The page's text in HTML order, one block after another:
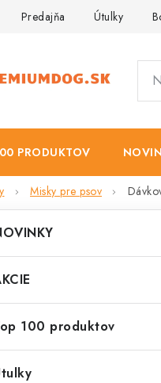
Predajňa Útulky
PRODUKTOV
Misky pre psov
100 produktov